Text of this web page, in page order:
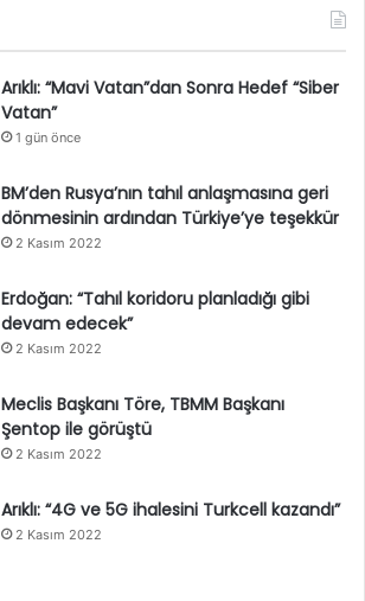
Arıklı: “Mavi Vatan”dan Sonra Hedef “Siber
Vatan”
1 gün önce
BM’den Rusya’nın tahıl anlaşmasına geri
dönmesinin ardından Türkiye’ye teşekkür
2 Kasım 2022
Erdoğan: “Tahıl koridoru planladığı gibi
devam edecek”
2 Kasım 2022
Meclis Başkanı Töre, TBMM Başkanı
Şentop ile görüştü
2 Kasım 2022
Arıklı: “4G ve 5G ihalesini Turkcell kazandı”
2 Kasım 2022